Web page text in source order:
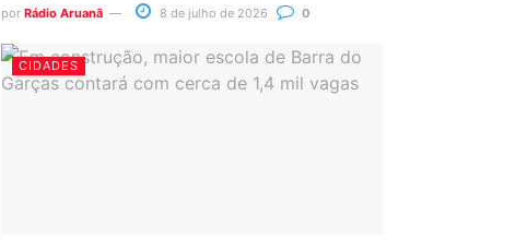
por Rádio Aruanã 8 de julho de 2026 0
CIDADES